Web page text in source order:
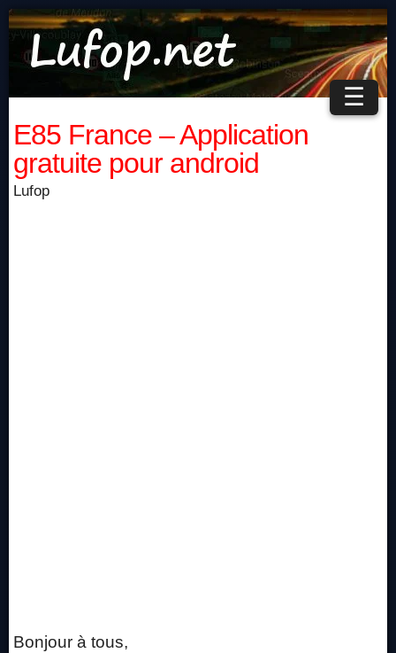
☰
E85 France – Application
gratuite pour android
Lufop
Bonjour à tous,